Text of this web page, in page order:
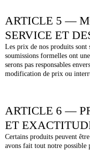
ARTICLE 5 —
SERVICE ET
Les prix de nos produits sont
soumissions formelles ont
serons pas responsables
modification de prix ou
ARTICLE 6 —
ET
Certains produits peuvent
avons fait tout notre possible